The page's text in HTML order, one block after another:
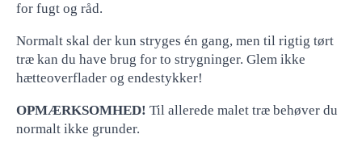
for fugt og råd.
Normalt skal der kun stryges én gang, men til rigtig tørt
træ kan du have brug for to strygninger. Glem ikke
hætteoverflader og endestykker!
OPMÆRKSOMHED! Til allerede malet træ behøver du
normalt ikke grunder.